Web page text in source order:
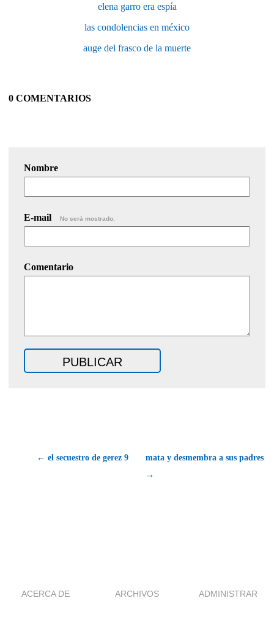
elena garro era espía
las condolencias en méxico
auge del frasco de la muerte
0 COMENTARIOS
Nombre
E-mail No será mostrado.
Comentario
← el secuestro de gerez 9
mata y desmembra a sus padres
→
ACERCA DE ARCHIVOS ADMINISTRAR